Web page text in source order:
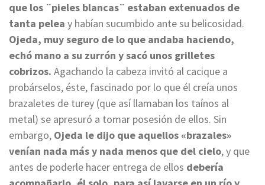
que los ¨pieles blancas¨ estaban extenuados de
tanta pelea y habían sucumbido ante su belicosidad.
Ojeda, muy seguro de lo que andaba haciendo,
echó mano a su zurrón y sacó unos grilletes
cobrizos. Agachando la cabeza invitó al cacique a
probárselos, éste, fascinado por lo que él creía unos
brazaletes de turey (que así llamaban los taínos al
metal) se apresuró a tomar posesión de ellos. Sin
embargo, Ojeda le dijo que aquellos «brazales»
venían nada más y nada menos que del cielo, y que
antes de poderle hacer entrega de ellos debería